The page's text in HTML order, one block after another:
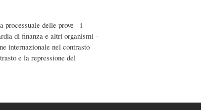
delle prove - i
di finanza e altri organismi -
internazionale nel contrasto
e la repressione del